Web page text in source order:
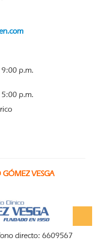
p.m.
p.m.
GÓMEZ VESGA
directo: 6609567